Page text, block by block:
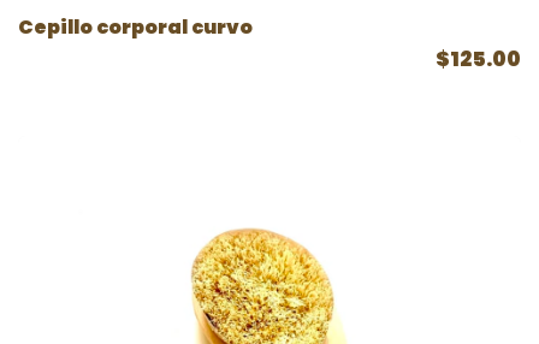
Cepillo corporal curvo
$125.00